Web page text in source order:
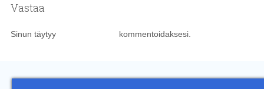
Vastaa
Sinun täytyy kommentoidaksesi.